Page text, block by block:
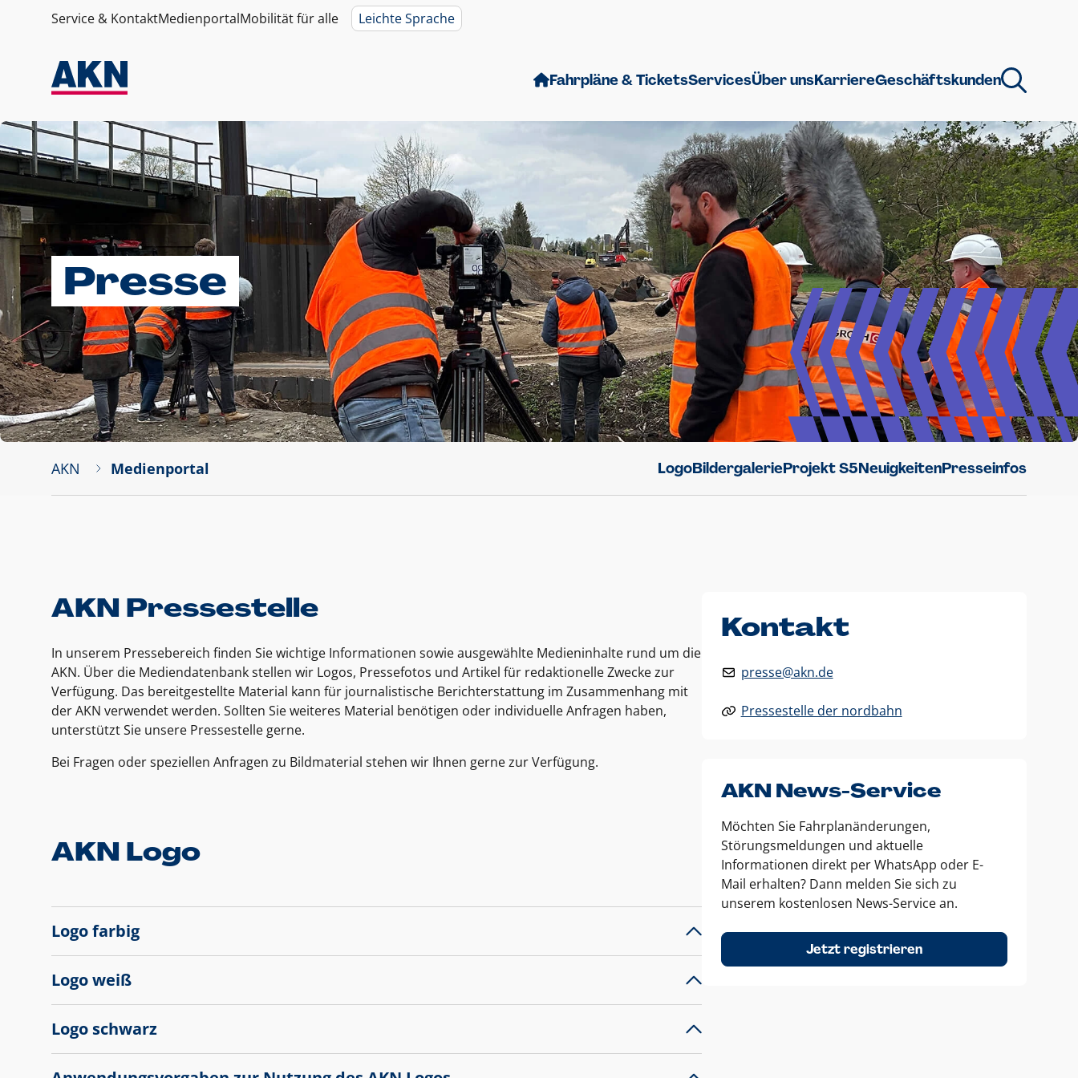
Service & KontaktMedienportalMobilität für alle Leichte Sprache
Fahrpläne & TicketsServicesÜber unsKarriereGeschäftskunden
Presse
AKN Medienportal LogoBildergalerieProjekt S5NeuigkeitenPresseinfos
AKN Pressestelle
In unserem Pressebereich finden Sie wichtige Informationen sowie ausgewählte Medieninhalte rund um die
AKN. Über die Mediendatenbank stellen wir Logos, Pressefotos und Artikel für redaktionelle Zwecke zur
Verfügung. Das bereitgestellte Material kann für journalistische Berichterstattung im Zusammenhang mit
der AKN verwendet werden. Sollten Sie weiteres Material benötigen oder individuelle Anfragen haben,
unterstützt Sie unsere Pressestelle gerne.
Bei Fragen oder speziellen Anfragen zu Bildmaterial stehen wir Ihnen gerne zur Verfügung.
AKN Logo
Logo farbig
Logo weiß
Logo schwarz
Kontakt
presse@akn.de
Pressestelle der nordbahn
AKN News-Service
Möchten Sie Fahrplanänderungen,
Störungsmeldungen und aktuelle
Informationen direkt per WhatsApp oder E-
Mail erhalten? Dann melden Sie sich zu
unserem kostenlosen News-Service an.
Jetzt registrieren